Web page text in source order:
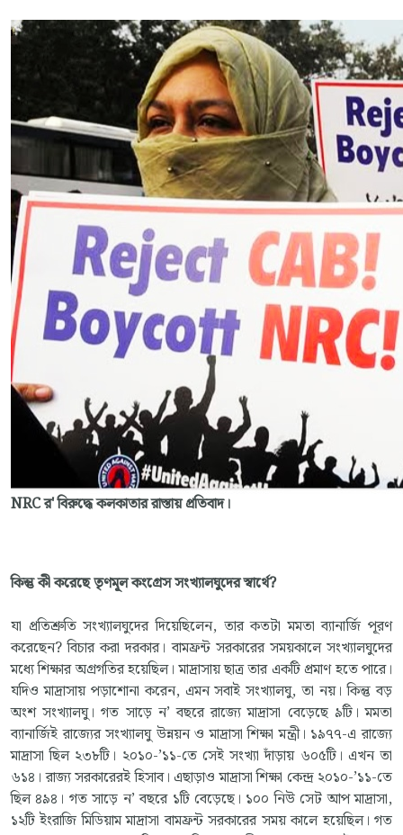
NRC র' বিরুদ্ধে কলকাতার রাস্তায় প্রতিবাদ।
কিন্তু কী করেছে তৃণমূল কংগ্রেস সংখ্যালঘুদের স্বার্থে?
যা প্রতিশ্রুতি সংখ্যালঘুদের দিয়েছিলেন, তার কতটা মমতা ব্যানার্জি পূরণ
করেছেন? বিচার করা দরকার। বামফ্রন্ট সরকারের সময়কালে সংখ্যালঘুদের
মধ্যে শিক্ষার অগ্রগতির হয়েছিল। মাদ্রাসায় ছাত্র তার একটি প্রমাণ হতে পারে।
যদিও মাদ্রাসায় পড়াশোনা করেন, এমন সবাই সংখ্যালঘু, তা নয়। কিন্তু বড়
অংশ সংখ্যালঘু। গত সাড়ে ন’ বছরে রাজ্যে মাদ্রাসা বেড়েছে ৯টি। মমতা
ব্যানার্জিই রাজ্যের সংখ্যালঘু উন্নয়ন ও মাদ্রাসা শিক্ষা মন্ত্রী। ১৯৭৭-এ রাজ্যে
মাদ্রাসা ছিল ২৩৮টি। ২০১০-’১১-তে সেই সংখ্যা দাঁড়ায় ৬০৫টি। এখন তা
৬১৪। রাজ্য সরকারেরই হিসাব। এছাড়াও মাদ্রাসা শিক্ষা কেন্দ্র ২০১০-’১১-তে
ছিল ৪৯৪। গত সাড়ে ন’ বছরে ১টি বেড়েছে। ১০০ নিউ সেট আপ মাদ্রাসা,
১২টি ইংরাজি মিডিয়াম মাদ্রাসা বামফ্রন্ট সরকারের সময় কালে হয়েছিল। গত